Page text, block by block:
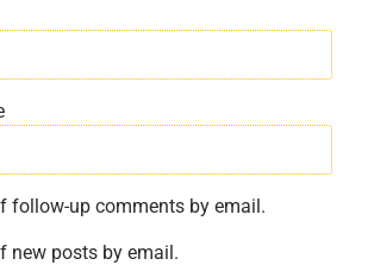
follow-up comments by email.
new posts by email.